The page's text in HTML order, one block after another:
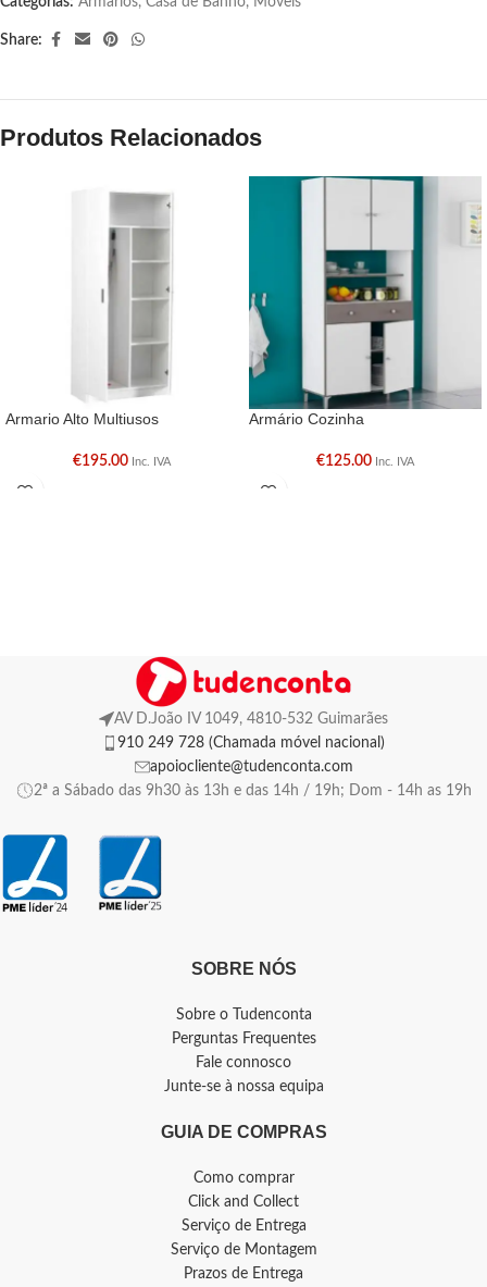
Share:
Produtos Relacionados
Armario Alto Multiusos
€195.00 Inc. IVA
Armário Cozinha
€125.00 Inc. IVA
AV D.João IV 1049, 4810-532 Guimarães
910 249 728 (Chamada móvel nacional)
apoiocliente@tudenconta.com
2ª a Sábado das 9h30 às 13h e das 14h / 19h; Dom - 14h as 19h
SOBRE NÓS
Sobre o Tudenconta
Perguntas Frequentes
Fale connosco
Junte-se à nossa equipa
GUIA DE COMPRAS
Como comprar
Click and Collect
Serviço de Entrega
Serviço de Montagem
Prazos de Entrega